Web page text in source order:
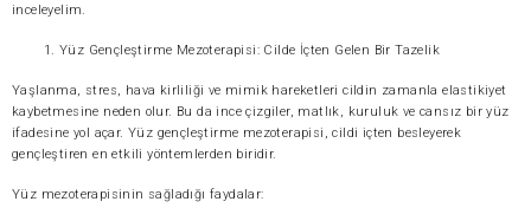
inceleyelim.
Yüz Gençleştirme Mezoterapisi: Cilde İçten Gelen Bir Tazelik
Yaşlanma, stres, hava kirliliği ve mimik hareketleri cildin zamanla elastikiyet
kaybetmesine neden olur. Bu da ince çizgiler, matlık, kuruluk ve cansız bir yüz
ifadesine yol açar. Yüz gençleştirme mezoterapisi, cildi içten besleyerek
gençleştiren en etkili yöntemlerden biridir.
Yüz mezoterapisinin sağladığı faydalar: